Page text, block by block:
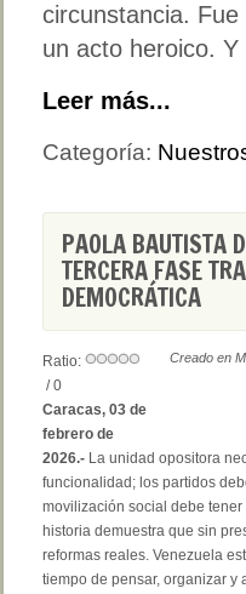
circunstancia.
un acto heroico.
Leer más...
Categoría:
PAOLA BAUTISTA
TERCERA FASE
DEMOCRÁTICA
Creado en
Ratio:
/ 0
Caracas, 03 de
febrero de
2026.- La unidad opositora
funcionalidad; los partidos
movilización social debe
historia demuestra que sin
reformas reales. Venezuela
tiempo de pensar, organizar y